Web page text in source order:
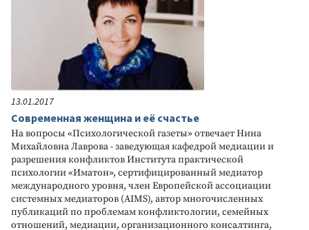
13.01.2017
Современная женщина и её счастье
На вопросы «Психологической газеты» отвечает Нина
Михайловна Лаврова - заведующая кафедрой медиации и
разрешения конфликтов Института практической
психологии «Иматон», сертифицированный медиатор
международного уровня, член Европейской ассоциации
системных медиаторов (AIMS), автор многочисленных
публикаций по проблемам конфликтологии, семейных
отношений, медиации, организационного консалтинга,